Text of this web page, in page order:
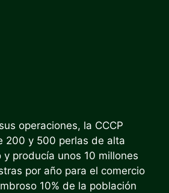
operaciones, la CCCP
200 y 500 perlas de alta
producía unos 10 millones
por año para el comercio
10% de la población